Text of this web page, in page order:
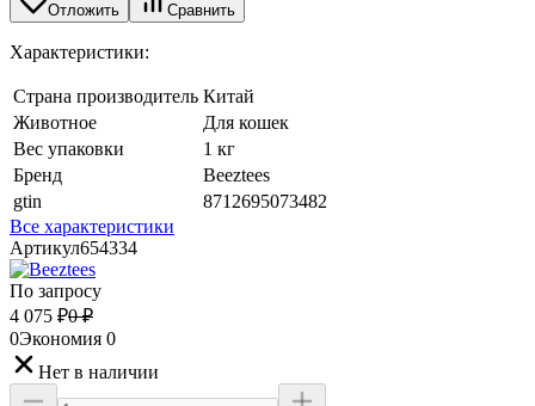
Отложить Сравнить
Характеристики:
Страна производитель Китай
Животное
Для кошек
Вес упаковки
1 кг
Бренд
Beeztees
gtin
8712695073482
Все характеристики
Артикул654334
По запросу
4 075 ₽0 ₽
0Экономия 0
Нет в наличии